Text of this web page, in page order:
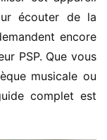
écouter de la
encore
PSP. Que vous
musicale ou
complet est